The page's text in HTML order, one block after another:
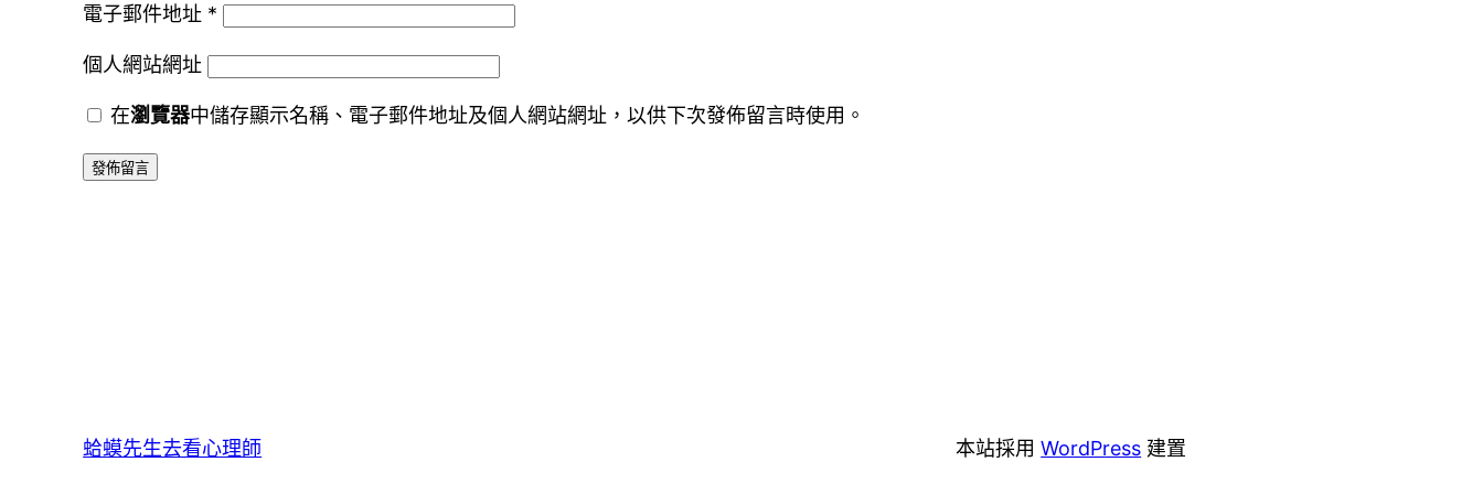
電子郵件地址 *
個人網站網址
在瀏覽器中儲存顯示名稱、電子郵件地址及個人網站網址，以供下次發佈留言時使用。
蛤蟆先生去看心理師 本站採用WordPress 建置